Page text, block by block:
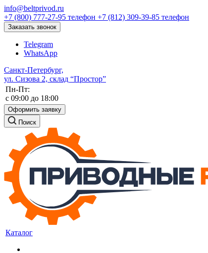
info@beltprivod.ru
+7 (800) 777-27-95 телефон +7 (812) 309-39-85 телефон
Заказать звонок
Telegram
WhatsApp
Санкт-Петербург,
ул. Сизова 2, склад “Простор”
Пн-Пт:
c 09:00 до 18:00
Оформить заявку
Поиск
Каталог